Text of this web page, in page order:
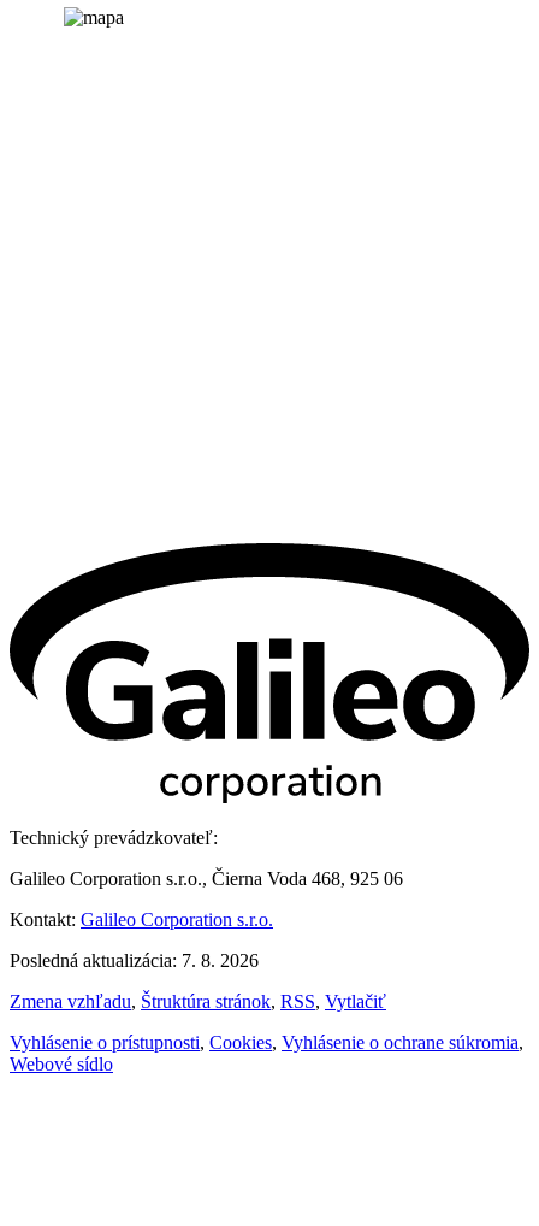
Technický prevádzkovateľ:
Galileo Corporation s.r.o., Čierna Voda 468, 925 06
Kontakt: Galileo Corporation s.r.o.
Posledná aktualizácia: 7. 8. 2026
Zmena vzhľadu, Štruktúra stránok, RSS, Vytlačiť
Vyhlásenie o prístupnosti, Cookies, Vyhlásenie o ochrane súkromia,
Webové sídlo